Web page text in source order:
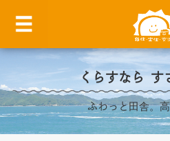
くらすなら す
ふわっと田舎。